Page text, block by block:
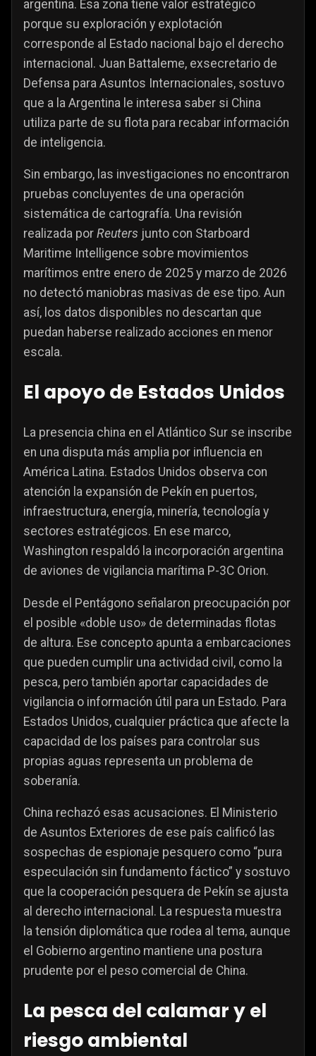
argentina. Esa zona tiene valor estratégico
porque su exploración y explotación
corresponde al Estado nacional bajo el derecho
internacional. Juan Battaleme, exsecretario de
Defensa para Asuntos Internacionales, sostuvo
que a la Argentina le interesa saber si China
utiliza parte de su flota para recabar información
de inteligencia.
Sin embargo, las investigaciones no encontraron
pruebas concluyentes de una operación
sistemática de cartografía. Una revisión
realizada por Reuters junto con Starboard
Maritime Intelligence sobre movimientos
marítimos entre enero de 2025 y marzo de 2026
no detectó maniobras masivas de ese tipo. Aun
así, los datos disponibles no descartan que
puedan haberse realizado acciones en menor
escala.
El apoyo de Estados Unidos
La presencia china en el Atlántico Sur se inscribe
en una disputa más amplia por influencia en
América Latina. Estados Unidos observa con
atención la expansión de Pekín en puertos,
infraestructura, energía, minería, tecnología y
sectores estratégicos. En ese marco,
Washington respaldó la incorporación argentina
de aviones de vigilancia marítima P-3C Orion.
Desde el Pentágono señalaron preocupación por
el posible «doble uso» de determinadas flotas
de altura. Ese concepto apunta a embarcaciones
que pueden cumplir una actividad civil, como la
pesca, pero también aportar capacidades de
vigilancia o información útil para un Estado. Para
Estados Unidos, cualquier práctica que afecte la
capacidad de los países para controlar sus
propias aguas representa un problema de
soberanía.
China rechazó esas acusaciones. El Ministerio
de Asuntos Exteriores de ese país calificó las
sospechas de espionaje pesquero como “pura
especulación sin fundamento fáctico” y sostuvo
que la cooperación pesquera de Pekín se ajusta
al derecho internacional. La respuesta muestra
la tensión diplomática que rodea al tema, aunque
el Gobierno argentino mantiene una postura
prudente por el peso comercial de China.
La pesca del calamar y el
riesgo ambiental